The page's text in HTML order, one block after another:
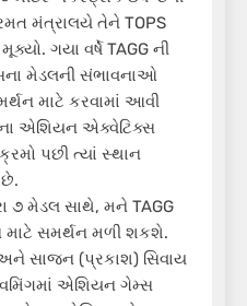
મંત્રાલયે તેને TOPS
ગયા વર્ષે TAGG ની
મેડલની સંભાવનાઓ
માટે કરવામાં આવી
એશિયન એક્વેટિક્સ
પછી ત્યાં સ્થાન
૭ મેડલ સાથે, મને TAGG
સમર્થન મળી શકશે.
સાજન (પ્રકાશ) સિવાય
એશિયન ગેમ્સ